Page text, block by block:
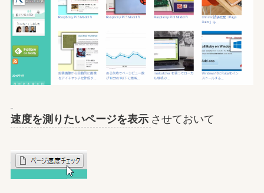
速度を測りたいページを表示 させておいて